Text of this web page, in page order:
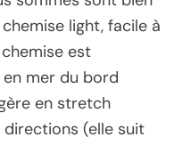
light, facile à
est
mer du bord
en stretch
directions (elle suit